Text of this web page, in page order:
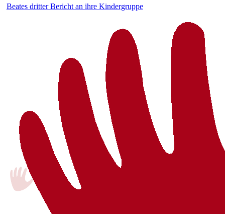
Beates dritter Bericht an ihre Kindergruppe